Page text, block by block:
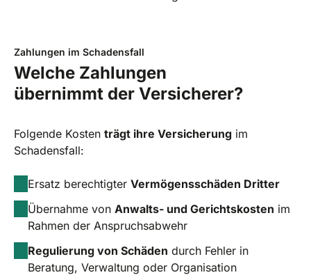
Zahlungen im Schadensfall
Welche Zahlungen
übernimmt der Versicherer?
Folgende Kosten trägt ihre Versicherung im
Schadensfall:
Ersatz berechtigter Vermögensschäden Dritter
Übernahme von Anwalts- und Gerichtskosten im
Rahmen der Anspruchsabwehr
Regulierung von Schäden durch Fehler in
Beratung, Verwaltung oder Organisation